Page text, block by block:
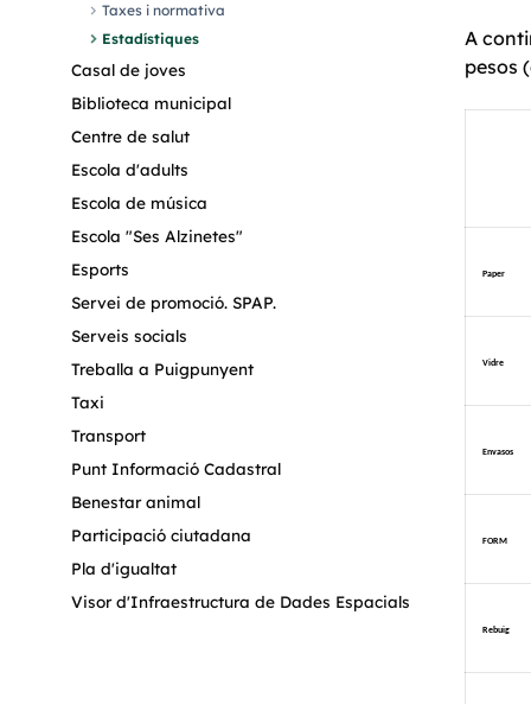
chevron_right Taxes i normativa
chevron_right Estadístiques
Casal de joves
Biblioteca municipal
Centre de salut
Escola d'adults
Escola de música
Escola "Ses Alzinetes"
Esports
Servei de promoció. SPAP.
Serveis socials
Treballa a Puigpunyent
Taxi
Transport
Punt Informació Cadastral
Benestar animal
Participació ciutadana
Pla d'igualtat
Visor d'Infraestructura de Dades Espacials
A
pesos
Paper
Vidre
Envasos
FORM
Rebuig